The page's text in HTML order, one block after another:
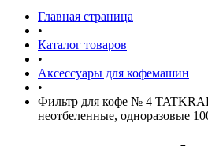
Главная страница
•
Каталог товаров
•
Аксессуары для кофемашин
•
Фильтр для кофе № 4
неотбеленные, одноразовые